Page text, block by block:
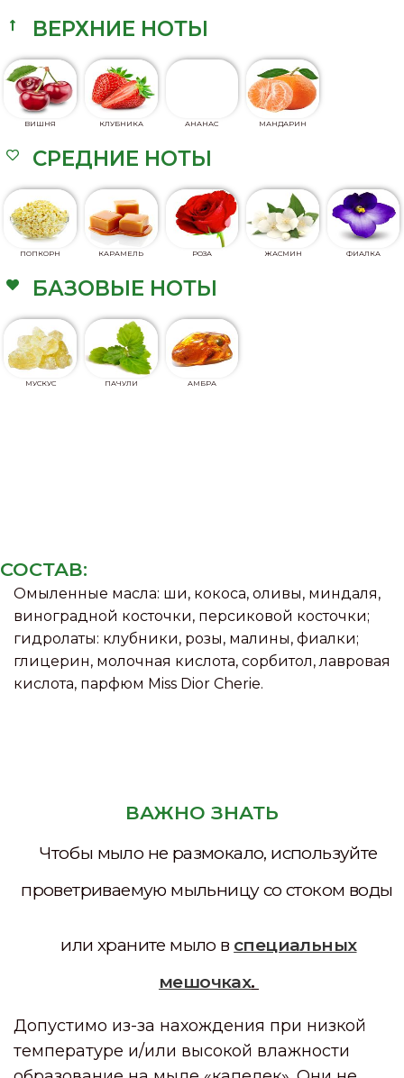
ВЕРХНИЕ НОТЫ
ВИШНЯ КЛУБНИКА АНАНАС МАНДАРИН
СРЕДНИЕ НОТЫ
ПОПКОРН КАРАМЕЛЬ РОЗА ЖАСМИН ФИАЛКА
БАЗОВЫЕ НОТЫ
МУСКУС ПАЧУЛИ АМБРА
СОСТАВ:
Омыленные масла: ши, кокоса, оливы, миндаля,
виноградной косточки, персиковой косточки;
гидролаты: клубники, розы, малины, фиалки;
глицерин, молочная кислота, сорбитол, лавровая
кислота, парфюм Miss Dior Cherie.
ВАЖНО ЗНАТЬ
Чтобы мыло не размокало, используйте
проветриваемую мыльницу со стоком воды
или храните мыло в специальных
мешочках.
Допустимо из-за нахождения при низкой
температуре и/или высокой влажности